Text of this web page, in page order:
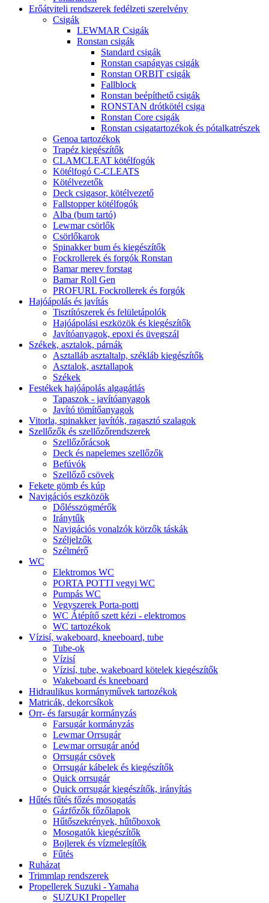
Erőátviteli rendszerek fedélzeti szerelvény
Csigák
LEWMAR Csigák
Ronstan csigák
Standard csigák
Ronstan csapágyas csigák
Ronstan ORBIT csigák
Fallblock
Ronstan beépíthető csigák
RONSTAN drótkötél csiga
Ronstan Core csigák
Ronstan csigatartozékok és pótalkatrészek
Genoa tartozékok
Trapéz kiegészítők
CLAMCLEAT kötélfogók
Kötélfogó C-CLEATS
Kötélvezetők
Deck csigasor, kötélvezető
Fallstopper kötélfogók
Alba (bum tartó)
Lewmar csörlők
Csörlőkarok
Spinakker bum és kiegészítők
Fockrollerek és forgók Ronstan
Bamar merev forstag
Bamar Roll Gen
PROFURL Fockrollerek és forgók
Hajóápolás és javítás
Tisztítószerek és felületápolók
Hajóápolási eszközök és kiegészítők
Javítóanyagok, epoxi és üvegszál
Székek, asztalok, párnák
Asztalláb asztaltalp, székláb kiegészítők
Asztalok, asztallapok
Székek
Festékek hajóápolás algagátlás
Tapaszok - javítóanyagok
Javító tömítőanyagok
Vitorla, spinakker javítók, ragasztó szalagok
Szellőzők és szellőzőrendszerek
Szellőzőrácsok
Deck és napelemes szellőzők
Befúvók
Szellőző csövek
Fekete gömb és kúp
Navigációs eszközök
Dőlésszögmérők
Iránytűk
Navigációs vonalzók körzők táskák
Széljelzők
Szélmérő
WC
Elektromos WC
PORTA POTTI vegyi WC
Pumpás WC
Vegyszerek Porta-potti
WC Átépítő szett kézi - elektromos
WC tartozékok
Vízisí, wakeboard, kneeboard, tube
Tube-ok
Vízisí
Vízisí, tube, wakeboard kötelek kiegészítők
Wakeboard és kneeboard
Hidraulikus kormányművek tartozékok
Matricák, dekorcsíkok
Orr- és farsugár kormányzás
Farsugár kormányzás
Lewmar Orrsugár
Lewmar orrsugár anód
Orrsugár csövek
Orrsugár kábelek és kiegészítők
Quick orrsugár
Quick orrsugár kiegészítők, irányítás
Hűtés fűtés főzés mosogatás
Gázfőzők főzőlapok
Hűtőszekrények, hűtőboxok
Mosogatók kiegészítők
Bojlerek és vízmelegítők
Fűtés
Ruházat
Trimmlap rendszerek
Propellerek Suzuki - Yamaha
SUZUKI Propeller